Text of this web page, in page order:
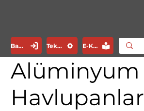
E-Katalog
Bayi Girişi Teknik Servis
Alüminyum
Havlupanlar